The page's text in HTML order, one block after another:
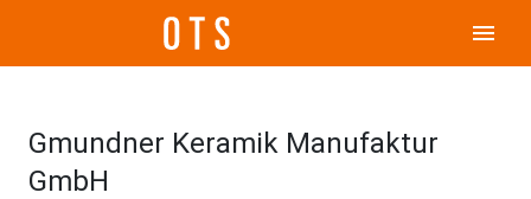
menu
Gmundner Keramik Manufaktur
GmbH